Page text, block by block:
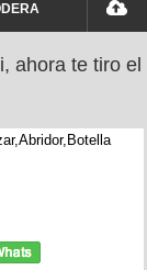
ahora te tiro el